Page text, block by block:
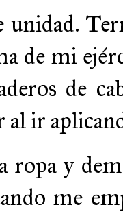
unidad.
de mi
de
al ir
ropa y
me